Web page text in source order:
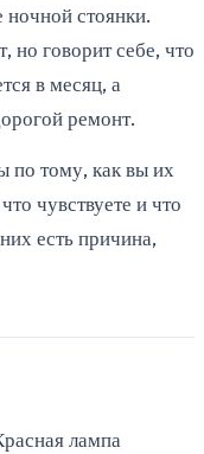
стоянки.
но говорит себе, что
в месяц, а
ремонт.
по тому, как вы их
чувствуете и что
есть причина,
лампа